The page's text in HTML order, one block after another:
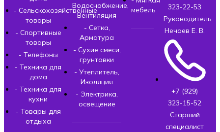
- Сельскохозяйственные
товары
- Спортивные
товары
- Телефоны
- Техника для
дома
- Техника для
кухни
- Товары для
отдыха
Водоснабжение,
Вентиляция
- Сетка,
Арматура
- Сухие смеси,
грунтовки
- Утеплитель,
Изоляция
- Электрика,
освещение
мебель
323-22-53
Руководитель
Нечаев Е. В.
+7 (929)
323-15-52
Старший
специалист